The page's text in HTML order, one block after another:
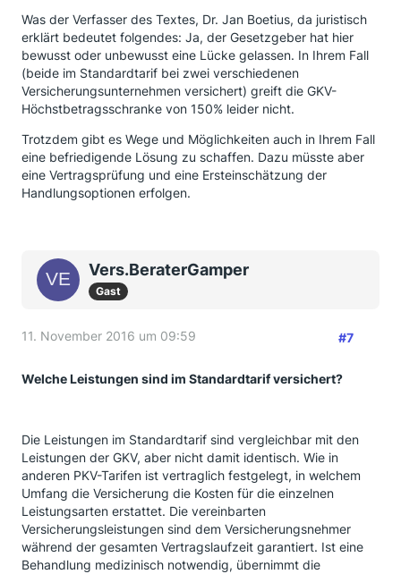
Was der Verfasser des Textes, Dr. Jan Boetius, da juristisch
erklärt bedeutet folgendes: Ja, der Gesetzgeber hat hier
bewusst oder unbewusst eine Lücke gelassen. In Ihrem Fall
(beide im Standardtarif bei zwei verschiedenen
Versicherungsunternehmen versichert) greift die GKV-
Höchstbetragsschranke von 150% leider nicht.
Trotzdem gibt es Wege und Möglichkeiten auch in Ihrem Fall
eine befriedigende Lösung zu schaffen. Dazu müsste aber
eine Vertragsprüfung und eine Ersteinschätzung der
Handlungsoptionen erfolgen.
Vers.BeraterGamper
Gast
11. November 2016 um 09:59 #7
Welche Leistungen sind im Standardtarif versichert?
Die Leistungen im Standardtarif sind vergleichbar mit den
Leistungen der GKV, aber nicht damit identisch. Wie in
anderen PKV-Tarifen ist vertraglich festgelegt, in welchem
Umfang die Versicherung die Kosten für die einzelnen
Leistungsarten erstattet. Die vereinbarten
Versicherungsleistungen sind dem Versicherungsnehmer
während der gesamten Vertragslaufzeit garantiert. Ist eine
Behandlung medizinisch notwendig, übernimmt die